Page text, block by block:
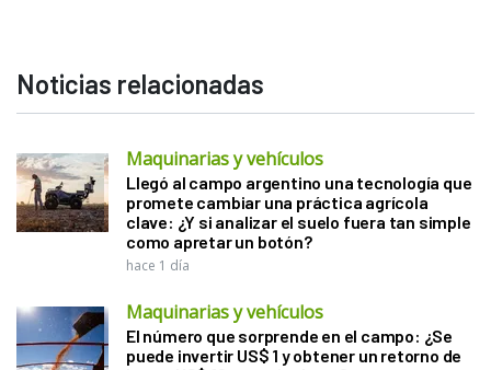
Noticias relacionadas
Maquinarias y vehículos
Llegó al campo argentino una tecnología que
promete cambiar una práctica agrícola
clave: ¿Y si analizar el suelo fuera tan simple
como apretar un botón?
hace 1 día
Maquinarias y vehículos
El número que sorprende en el campo: ¿Se
puede invertir US$ 1 y obtener un retorno de